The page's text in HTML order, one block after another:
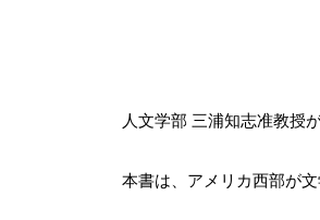
人文学部 三浦知志准教授
本書は、アメリカ西部が